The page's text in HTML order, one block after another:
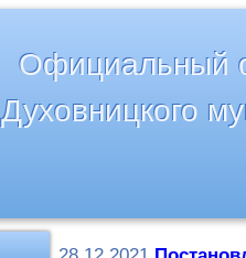
Официальный
Духовницкого